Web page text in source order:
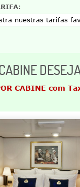
CABINE com